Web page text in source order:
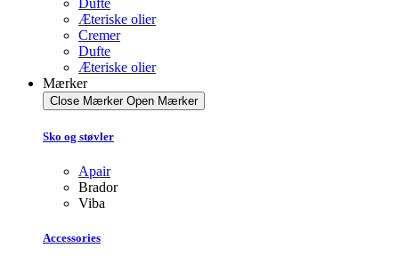
Æteriske olier
Cremer
Dufte
Æteriske olier
Mærker
Close Mærker Open Mærker
Sko og støvler
Apair
Brador
Viba
Accessories